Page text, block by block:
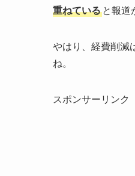
重ねている と報道
やはり、経費削減
ね。
スポンサーリンク